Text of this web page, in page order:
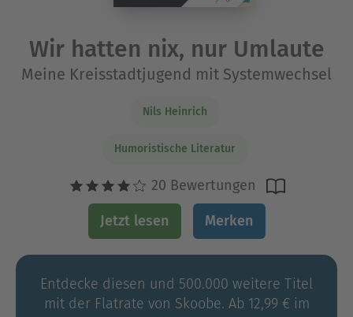
Wir hatten nix, nur Umlaute
Meine Kreisstadtjugend mit Systemwechsel
Nils Heinrich
Humoristische Literatur
20 Bewertungen
Jetzt lesen Merken
Entdecke diesen und 500.000 weitere Titel
mit der Flatrate von Skoobe. Ab 12,99 € im